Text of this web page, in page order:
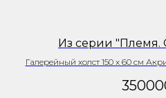
Из серии "Племя.
Галерейный холст 150 х 60 см